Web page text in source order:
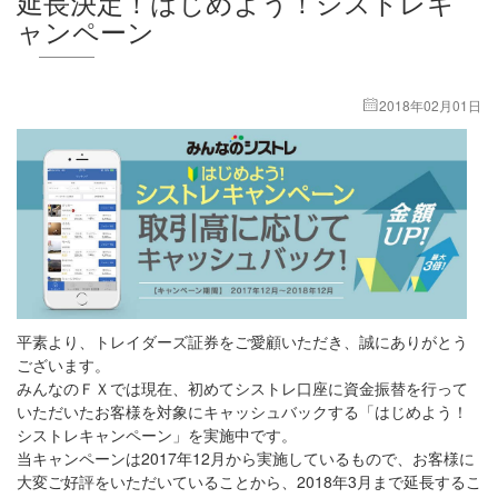
ャンペーン
2018年02月01日
平素より、トレイダーズ証券をご愛顧いただき、誠にありがとう
ございます。
みんなのＦＸでは現在、初めてシストレ口座に資金振替を行って
いただいたお客様を対象にキャッシュバックする「はじめよう！
シストレキャンペーン」を実施中です。
当キャンペーンは2017年12月から実施しているもので、お客様に
大変ご好評をいただいていることから、2018年3月まで延長するこ